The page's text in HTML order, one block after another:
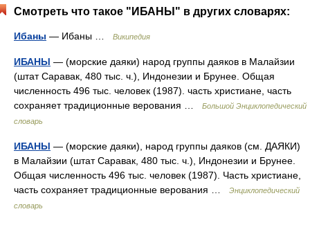
Смотреть что такое "ИБАНЫ" в других словарях:
Ибаны — Ибаны … Википедия
ИБАНЫ — (морские даяки) народ группы даяков в Малайзии
(штат Саравак, 480 тыс. ч.), Индонезии и Брунее. Общая
численность 496 тыс. человек (1987). часть христиане, часть
сохраняет традиционные верования …
Большой Энциклопедический
словарь
ИБАНЫ — (морские даяки), народ группы даяков (см. ДАЯКИ)
в Малайзии (штат Саравак, 480 тыс. ч.), Индонезии и Брунее.
Общая численность 496 тыс. человек (1987). Часть христиане,
часть сохраняет традиционные верования …
Энциклопедический
словарь